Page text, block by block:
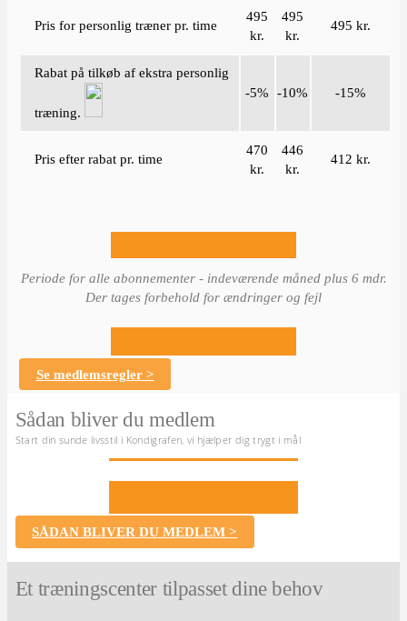
Pris for personlig træner pr. time
495
kr.
495
kr.
495 kr.
Rabat på tilkøb af ekstra personlig
træning.
-5% -10% -15%
Pris efter rabat pr. time
470
kr.
446
kr.
412 kr.
Periode for alle abonnementer - indeværende måned plus 6 mdr.
Der tages forbehold for ændringer og fejl
Se medlemsregler >
Sådan bliver du medlem
Start din sunde livsstil i Kondigrafen, vi hjælper dig trygt i mål
SÅDAN BLIVER DU MEDLEM >
Et træningscenter tilpasset dine behov